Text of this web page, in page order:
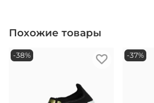
Похожие товары
-38% -37%